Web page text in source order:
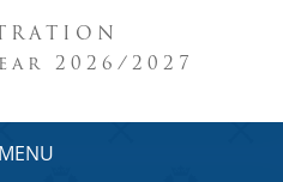
2026/2027